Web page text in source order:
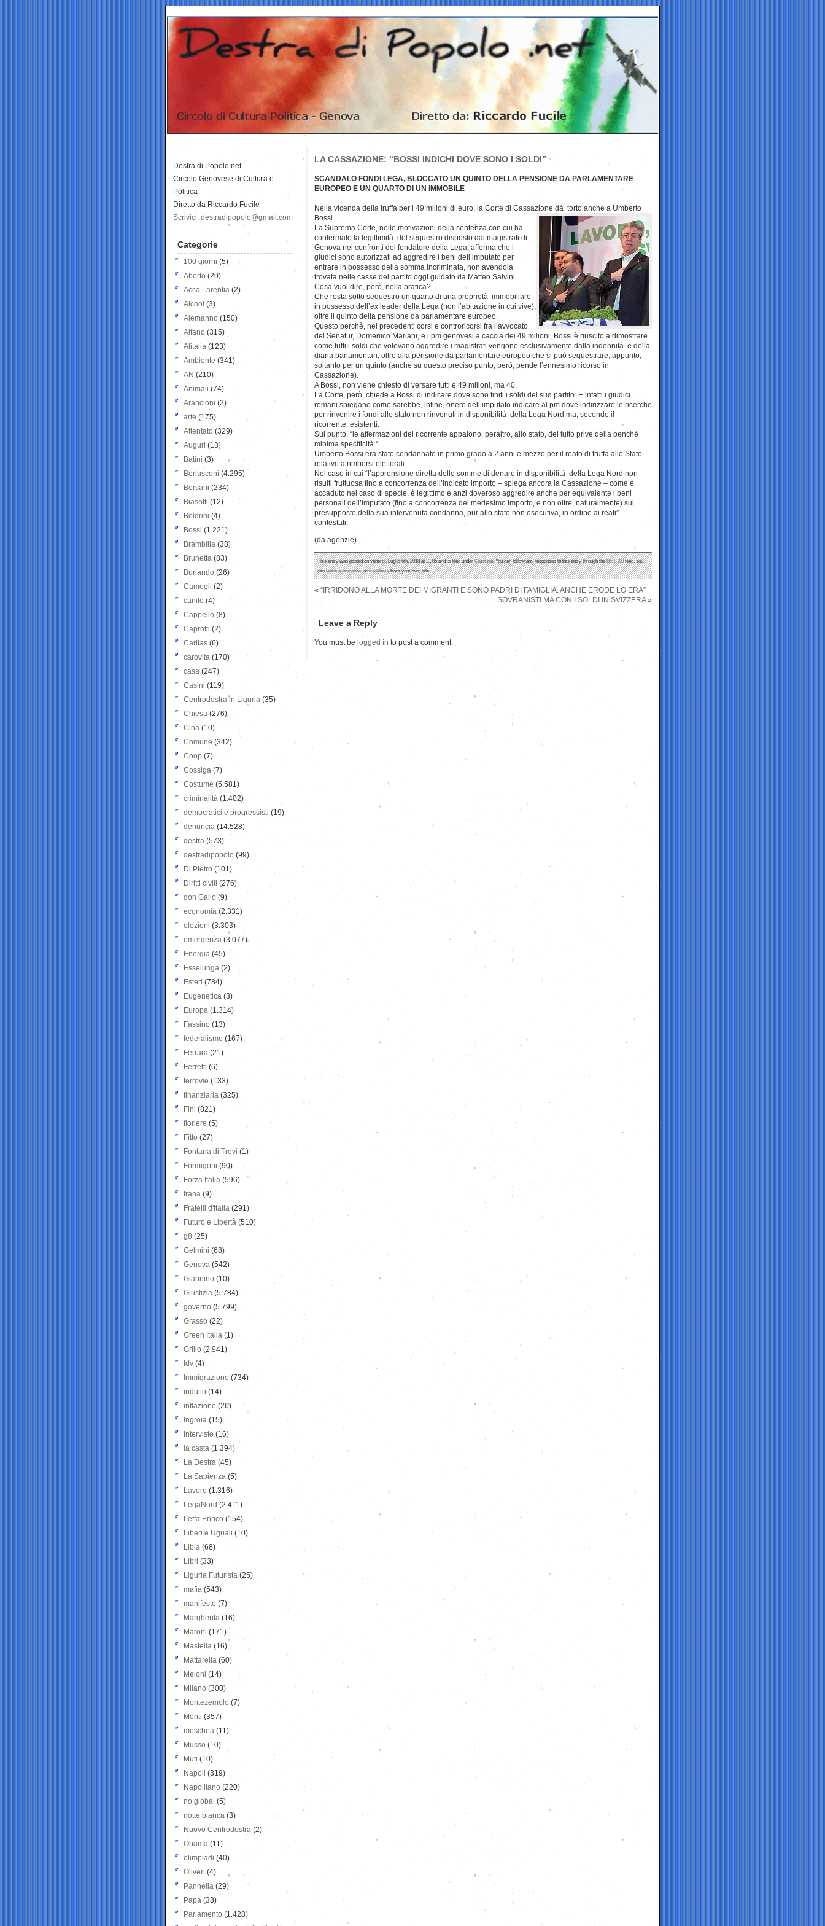
LA CASSAZIONE: “BOSSI INDICHI DOVE SONO I SOLDI”
SCANDALO FONDI LEGA, BLOCCATO UN QUINTO DELLA PENSIONE DA PARLAMENTARE
EUROPEO E UN QUARTO DI UN IMMOBILE
Nella vicenda della truffa per i 49 milioni di euro, la Corte di Cassazione dà torto anche a Umberto
Bossi.
La Suprema Corte, nelle motivazioni della sentenza con cui ha
confermato la legittimità del sequestro disposto dai magistrati di
Genova nei confronti del fondatore della Lega, afferma che i
giudici sono autorizzati ad aggredire i beni dell’imputato per
entrare in possesso della somma incriminata, non avendola
trovata nelle casse del partito oggi guidato da Matteo Salvini.
Cosa vuol dire, però, nella pratica?
Che resta sotto sequestro un quarto di una proprietà immobiliare
in possesso dell’ex leader della Lega (non l’abitazione in cui vive),
oltre il quinto della pensione da parlamentare europeo.
Questo perchè, nei precedenti corsi e controricorsi fra l’avvocato
del Senatur, Domenico Mariani, e i pm genovesi a caccia dei 49 milioni, Bossi è riuscito a dimostrare
come tutti i soldi che volevano aggredire i magistrati vengono esclusivamente dalla indennità e della
diaria parlamentari, oltre alla pensione da parlamentare europeo che si può sequestrare, appunto,
soltanto per un quinto (anche su questo preciso punto, però, pende l’ennesimo ricorso in
Cassazione).
A Bossi, non viene chiesto di versare tutti e 49 milioni, ma 40.
La Corte, però, chiede a Bossi di indicare dove sono finiti i soldi del suo partito. E infatti i giudici
romani spiegano come sarebbe, infine, onere dell’imputato indicare al pm dove indirizzare le ricerche
per rinvenire i fondi allo stato non rinvenuti in disponibilità della Lega Nord ma, secondo il
ricorrente, esistenti.
Sul punto, “le affermazioni del ricorrente appaiono, peraltro, allo stato, del tutto prive della benchè
minima specificità “.
Umberto Bossi era stato condannato in primo grado a 2 anni e mezzo per il reato di truffa allo Stato
relativo a rimborsi elettorali.
Nel caso in cui “l’apprensione diretta delle somme di denaro in disponibilità della Lega Nord non
risulti fruttuosa fino a concorrenza dell’indicato importo – spiega ancora la Cassazione – come è
accaduto nel caso di specie, è legittimo e anzi doveroso aggredire anche per equivalente i beni
personali dell’imputato (fino a concorrenza del medesimo importo, e non oltre, naturalmente) sul
presupposto della sua intervenuta condanna, pur allo stato non esecutiva, in ordine ai reati”
contestati.
(da agenzie)
This entry was posted on venerdì, Luglio 6th, 2018 at 21:05 and is filed underGiustizia. You can follow any responses to this entry through theRSS 2.0feed. You
canleave a response, ortrackbackfrom your own site.
« “IRRIDONO ALLA MORTE DEI MIGRANTI E SONO PADRI DI FAMIGLIA. ANCHE ERODE LO ERA”
SOVRANISTI MA CON I SOLDI IN SVIZZERA»
Leave a Reply
You must be logged in to post a comment.
Destra di Popolo.net
Circolo Genovese di Cultura e
Politica
Diretto da Riccardo Fucile
Scrivici: destradipopolo@gmail.com
Categorie
100 giorni (5)
Aborto (20)
Acca Larentia (2)
Alcool (3)
Alemanno (150)
Alfano (315)
Alitalia (123)
Ambiente (341)
AN (210)
Animali (74)
Arancioni (2)
arte (175)
Attentato (329)
Auguri (13)
Batini (3)
Berlusconi (4.295)
Bersani (234)
Biasotti (12)
Boldrini (4)
Bossi (1.221)
Brambilla (38)
Brunetta (83)
Burlando (26)
Camogli (2)
canile (4)
Cappello (8)
Caprotti (2)
Caritas (6)
carovita (170)
casa (247)
Casini (119)
Centrodestra in Liguria (35)
Chiesa (276)
Cina (10)
Comune (342)
Coop (7)
Cossiga (7)
Costume (5.581)
criminalità (1.402)
democratici e progressisti (19)
denuncia (14.528)
destra (573)
destradipopolo (99)
Di Pietro (101)
Diritti civili (276)
don Gallo (9)
economia (2.331)
elezioni (3.303)
emergenza (3.077)
Energia (45)
Esselunga (2)
Esteri (784)
Eugenetica (3)
Europa (1.314)
Fassino (13)
federalismo (167)
Ferrara (21)
Ferretti (6)
ferrovie (133)
finanziaria (325)
Fini (821)
fioriere (5)
Fitto (27)
Fontana di Trevi (1)
Formigoni (90)
Forza Italia (596)
frana (9)
Fratelli d'Italia (291)
Futuro e Libertà (510)
g8 (25)
Gelmini (68)
Genova (542)
Giannino (10)
Giustizia (5.784)
governo (5.799)
Grasso (22)
Green Italia (1)
Grillo (2.941)
Idv (4)
Immigrazione (734)
indulto (14)
inflazione (26)
Ingroia (15)
Interviste (16)
la casta (1.394)
La Destra (45)
La Sapienza (5)
Lavoro (1.316)
LegaNord (2.411)
Letta Enrico (154)
Liberi e Uguali (10)
Libia (68)
Libri (33)
Liguria Futurista (25)
mafia (543)
manifesto (7)
Margherita (16)
Maroni (171)
Mastella (16)
Mattarella (60)
Meloni (14)
Milano (300)
Montezemolo (7)
Monti (357)
moschea (11)
Musso (10)
Muti (10)
Napoli (319)
Napolitano (220)
no global (5)
notte bianca (3)
Nuovo Centrodestra (2)
Obama (11)
olimpiadi (40)
Oliveri (4)
Pannella (29)
Papa (33)
Parlamento (1.428)